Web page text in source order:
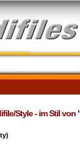
Style - im Stil von